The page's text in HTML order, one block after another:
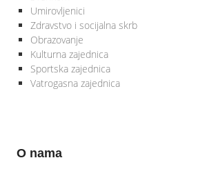
Umirovljenici
Zdravstvo i socijalna skrb
Obrazovanje
Kulturna zajednica
Sportska zajednica
Vatrogasna zajednica
O nama